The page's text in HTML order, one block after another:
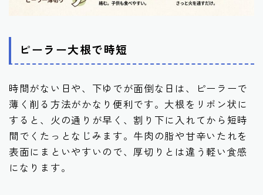
ピーラー大根で時短
時間がない日や、下ゆでが面倒な日は、ピーラーで
薄く削る方法がかなり便利です。大根をリボン状に
すると、火の通りが早く、割り下に入れてから短時
間でくたっとなじみます。牛肉の脂や甘辛いたれを
表面にまといやすいので、厚切りとは違う軽い食感
になります。